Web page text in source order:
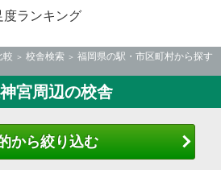
度ランキング
較 校舎検索
福岡県の駅・市区町村から探す
宮周辺の校舎
から絞り込む